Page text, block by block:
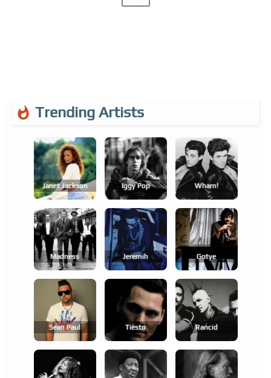
Trending Artists
Janet Jackson Iggy Pop Wham!
Madness Jeremih Gotye
Sean Paul Tiësto Rancid